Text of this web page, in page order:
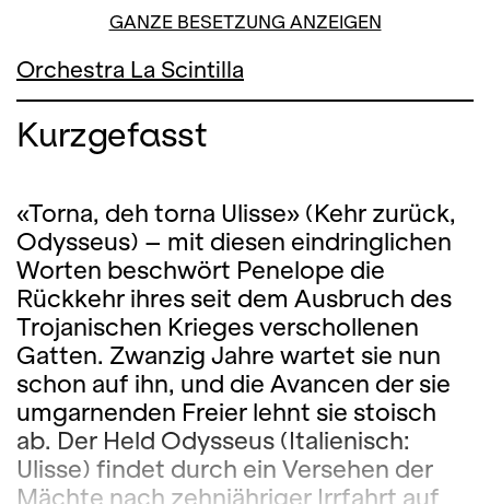
GANZE BESETZUNG ANZEIGEN
Orchestra La Scintilla
Kurzgefasst
«Torna, deh torna Ulisse» (Kehr zurück,
Odysseus) – mit diesen eindringlichen
Worten beschwört Penelope die
Rückkehr ihres seit dem Ausbruch des
Trojanischen Krieges verschollenen
Gatten. Zwanzig Jahre wartet sie nun
schon auf ihn, und die Avancen der sie
umgarnenden Freier lehnt sie stoisch
ab. Der Held Odysseus (Italienisch:
Ulisse) findet durch ein Versehen der
Mächte nach zehnjähriger Irrfahrt auf